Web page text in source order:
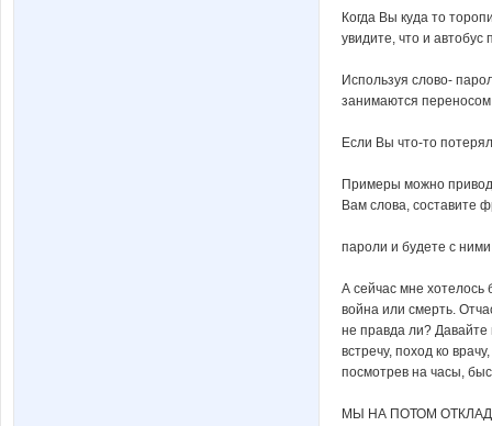
Когда Вы куда то
увидите, что и
Используя слово-
занимаются
Если Вы что-то
Примеры можно
Вам слова, составите
пароли и будете с
А сейчас мне хотелось
война или смерть.
не правда ли?
встречу, поход ко
посмотрев на часы,
МЫ НА ПОТОМ